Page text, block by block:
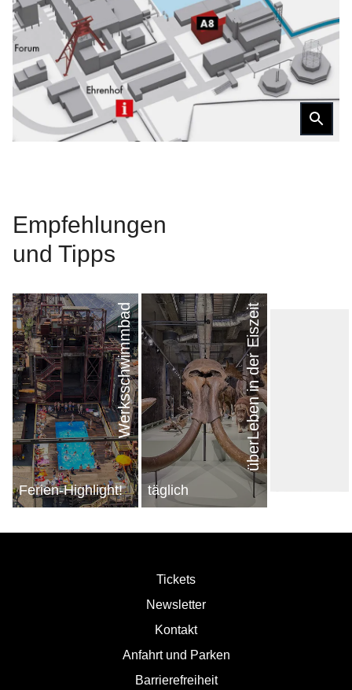
Empfehl­ungen
und Tipps
Werksschwimmbad
Ferien-Highlight!
überLeben in der Eiszeit
täglich
Tickets
Newsletter
Kontakt
Anfahrt und Parken
Barrierefreiheit